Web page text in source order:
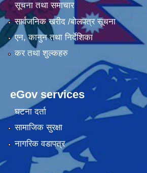
सूचना तथा समाचार
सार्वजनिक खरीद /बोलपत्र सूचना
एन, कानुन तथा निर्देशिका
कर तथा शुल्कहरु
eGov services
घटना दर्ता
सामाजिक सुरक्षा
नागरिक वडापत्र